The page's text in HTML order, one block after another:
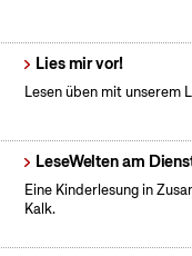
Lies mir vor!
Lesen üben mit unserem
LeseWelten am
Eine Kinderlesung in
Kalk.